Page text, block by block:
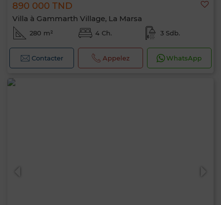
890 000 TND
Villa à Gammarth Village, La Marsa
280 m² 4 Ch. 3 Sdb.
Contacter Appelez WhatsApp